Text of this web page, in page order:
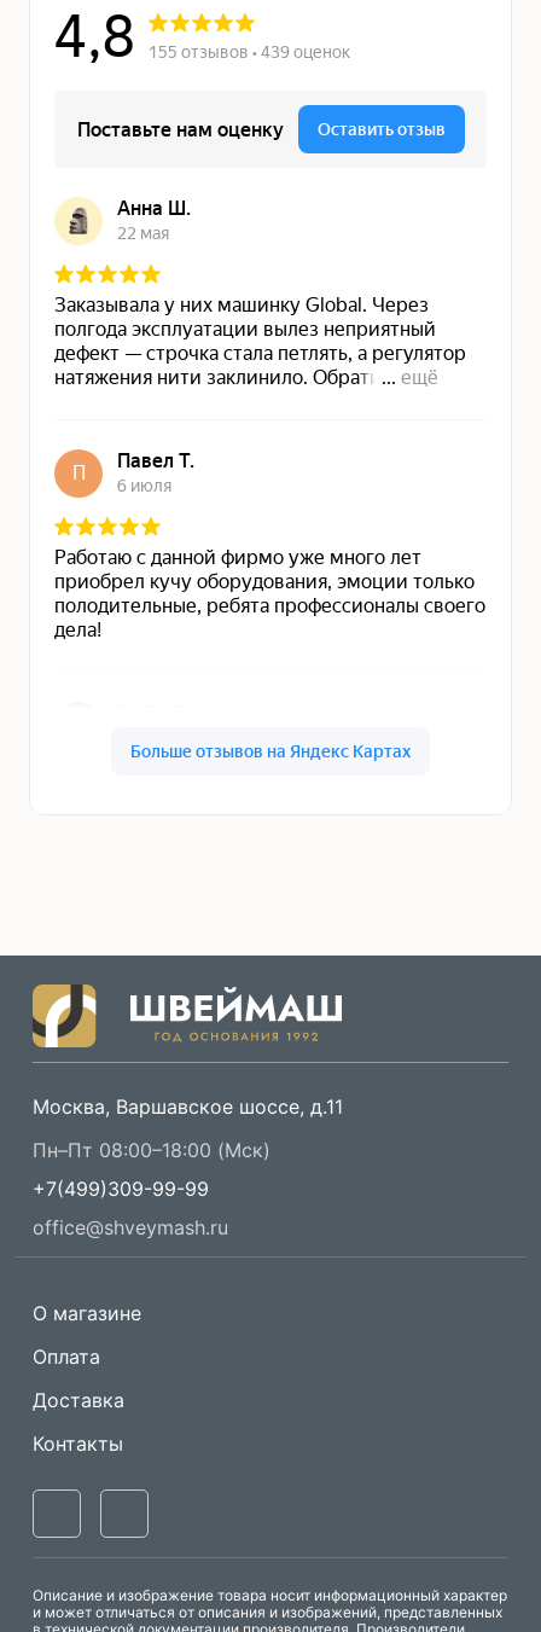
Москва, Варшавское шоссе, д.11
Пн–Пт 08:00–18:00 (Мск)
+7(499)309-99-99
office@shveymash.ru
О магазине
Оплата
Доставка
Контакты
Описание и изображение товара носит информационный характер
и может отличаться от описания и изображений, представленных